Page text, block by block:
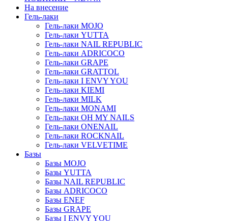
На внесение
Гель-лаки
Гель-лаки MOJO
Гель-лаки YUTTA
Гель-лаки NAIL REPUBLIC
Гель-лаки ADRICOCO
Гель-лаки GRAPE
Гель-лаки GRATTOL
Гель-лаки I ENVY YOU
Гель-лаки KIEMI
Гель-лаки MILK
Гель-лаки MONAMI
Гель-лаки OH MY NAILS
Гель-лаки ONENAIL
Гель-лаки ROCKNAIL
Гель-лаки VELVETIME
Базы
Базы MOJO
Базы YUTTA
Базы NAIL REPUBLIC
Базы ADRICOCO
Базы ENEF
Базы GRAPE
Базы I ENVY YOU